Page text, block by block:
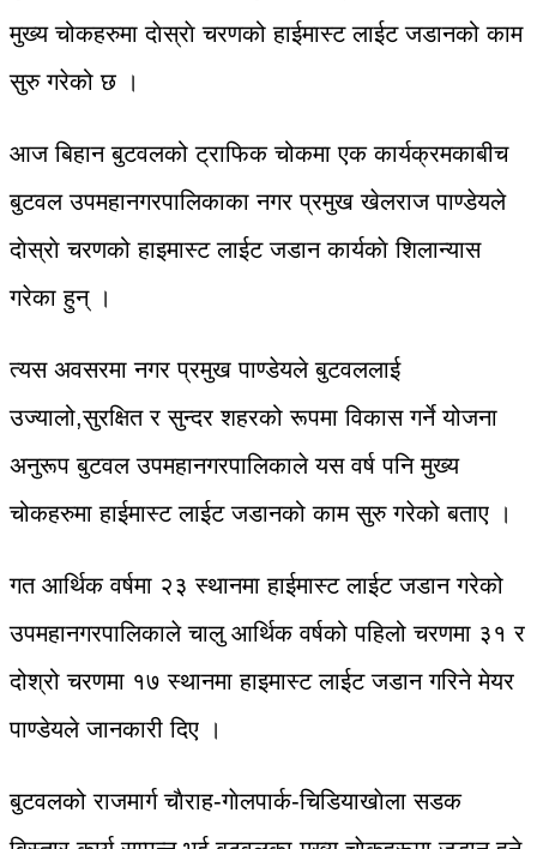
मुख्य चोकहरुमा दाेस्राे चरणको हाईमास्ट लाईट जडानको काम
सुरु गरेको छ ।
आज बिहान बुटवलको ट्राफिक चोकमा एक कार्यक्रमकाबीच
बुटवल उपमहानगरपालिकाका नगर प्रमुख खेलराज पाण्डेयले
दाेस्राे चरणको हाइमास्ट लाईट जडान कार्यकाे शिलान्यास
गरेका हुन् ।
त्यस अवसरमा नगर प्रमुख पाण्डेयले बुटवललाई
उज्यालो,सुरक्षित र सुन्दर शहरको रूपमा विकास गर्ने योजना
अनुरूप बुटवल उपमहानगरपालिकाले यस वर्ष पनि मुख्य
चोकहरुमा हाईमास्ट लाईट जडानको काम सुरु गरेको बताए ।
गत आर्थिक वर्षमा २३ स्थानमा हाईमास्ट लाईट जडान गरेको
उपमहानगरपालिकाले चालु आर्थिक वर्षको पहिलो चरणमा ३१ र
दोश्रो चरणमा १७ स्थानमा हाइमास्ट लाईट जडान गरिने मेयर
पाण्डेयले जानकारी दिए ।
बुटवलको राजमार्ग चाैराह-गाेलपार्क-चिडियाखाेला सडक